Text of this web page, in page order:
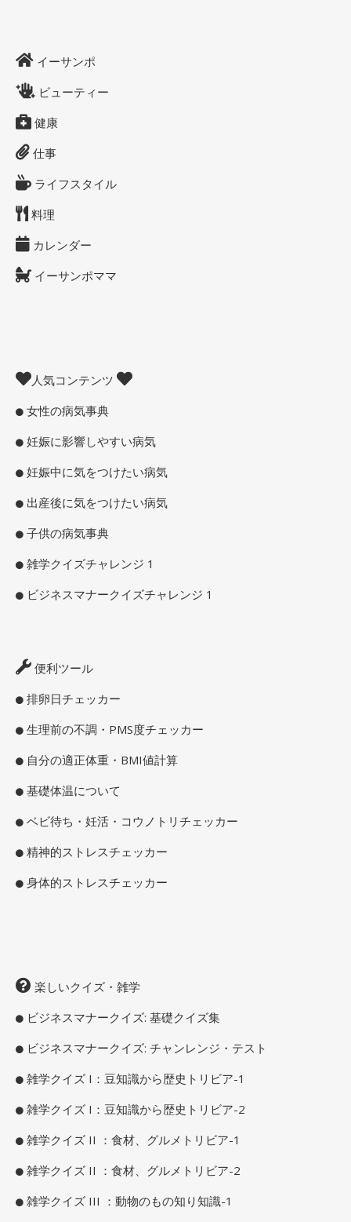
イーサンポ
ビューティー
健康
仕事
ライフスタイル
料理
カレンダー
イーサンポママ
人気コンテンツ
女性の病気事典
妊娠に影響しやすい病気
妊娠中に気をつけたい病気
出産後に気をつけたい病気
子供の病気事典
雑学クイズチャレンジ 1
ビジネスマナークイズチャレンジ 1
便利ツール
排卵日チェッカー
生理前の不調・PMS度チェッカー
自分の適正体重・BMI値計算
基礎体温について
ベビ待ち・妊活・コウノトリチェッカー
精神的ストレスチェッカー
身体的ストレスチェッカー
楽しいクイズ・雑学
ビジネスマナークイズ: 基礎クイズ集
ビジネスマナークイズ: チャンレンジ・テスト
雑学クイズ I：豆知識から歴史トリビア-1
雑学クイズ I：豆知識から歴史トリビア-2
雑学クイズ II ：食材、グルメトリビア-1
雑学クイズ II ：食材、グルメトリビア-2
雑学クイズ III ：動物のもの知り知識-1